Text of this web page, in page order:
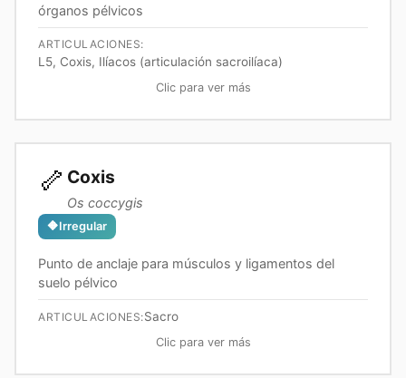
órganos pélvicos
ARTICULACIONES:
L5, Coxis, Ilíacos (articulación sacroilíaca)
Clic para ver más
🦴 Coxis
Os coccygis
🔶Irregular
Punto de anclaje para músculos y ligamentos del
suelo pélvico
ARTICULACIONES:Sacro
Clic para ver más